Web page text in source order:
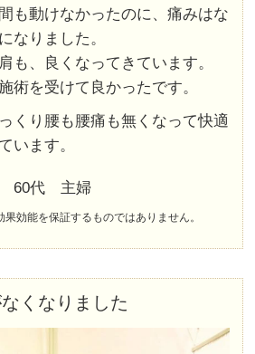
も動けなかったのに、痛みはな
なりました。
も、良くなってきています。
術を受けて良かったです。
くり腰も腰痛も無くなって快適
います。
60代 主婦
効能を保証するものではありません。
くなりました